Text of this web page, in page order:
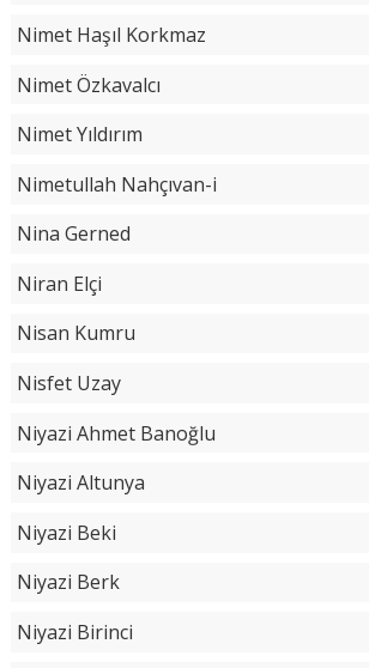
Nimet Haşıl Korkmaz
Nimet Özkavalcı
Nimet Yıldırım
Nimetullah Nahçıvan-i
Nina Gerned
Niran Elçi
Nisan Kumru
Nisfet Uzay
Niyazi Ahmet Banoğlu
Niyazi Altunya
Niyazi Beki
Niyazi Berk
Niyazi Birinci